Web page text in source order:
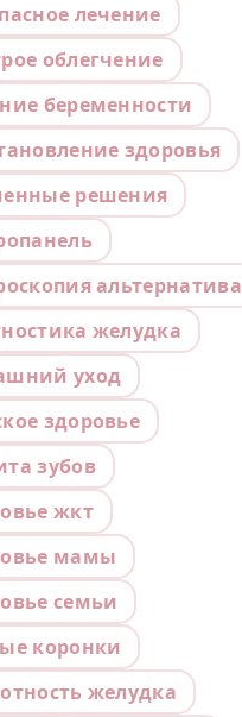
лечение
облегчение
беременности
здоровья
решения
альтернатива
желудка
уход
здоровье
зубов
жкт
мамы
семьи
коронки
желудка